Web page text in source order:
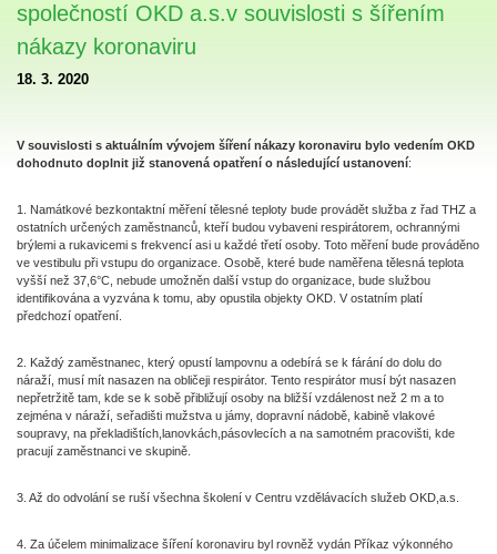
společností OKD a.s.v souvislosti s šířením
nákazy koronaviru
18. 3. 2020
V souvislosti s aktuálním vývojem šíření nákazy koronaviru bylo vedením OKD
dohodnuto doplnit již stanovená opatření o následující ustanovení:
1. Namátkové bezkontaktní měření tělesné teploty bude provádět služba z řad THZ a
ostatních určených zaměstnanců, kteří budou vybaveni respirátorem, ochrannými
brýlemi a rukavicemi s frekvencí asi u každé třetí osoby. Toto měření bude prováděno
ve vestibulu při vstupu do organizace. Osobě, které bude naměřena tělesná teplota
vyšší než 37,6°C, nebude umožněn další vstup do organizace, bude službou
identifikována a vyzvána k tomu, aby opustila objekty OKD. V ostatním platí
předchozí opatření.
2. Každý zaměstnanec, který opustí lampovnu a odebírá se k fárání do dolu do
náraží, musí mít nasazen na obličeji respirátor. Tento respirátor musí být nasazen
nepřetržitě tam, kde se k sobě přibližují osoby na bližší vzdálenost než 2 m a to
zejména v náraží, seřadišti mužstva u jámy, dopravní nádobě, kabině vlakové
soupravy, na překladištích,lanovkách,pásovlecích a na samotném pracovišti, kde
pracují zaměstnanci ve skupině.
3. Až do odvolání se ruší všechna školení v Centru vzdělávacích služeb OKD,a.s.
4. Za účelem minimalizace šíření koronaviru byl rovněž vydán Příkaz výkonného